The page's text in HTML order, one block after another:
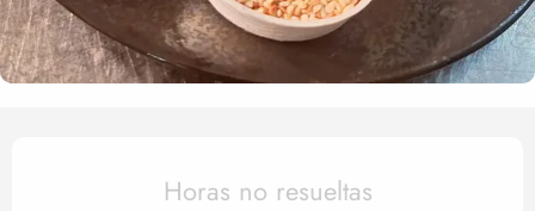
Horarios y datos de
Horas no resueltas